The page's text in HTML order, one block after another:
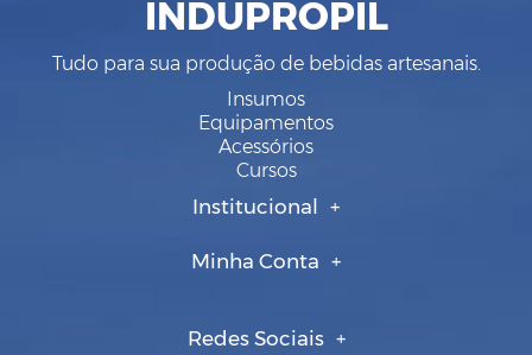
INDUPROPIL
Tudo para sua produção de bebidas artesanais.
Insumos
Equipamentos
Acessórios
Cursos
Institucional
Minha Conta
Redes Sociais